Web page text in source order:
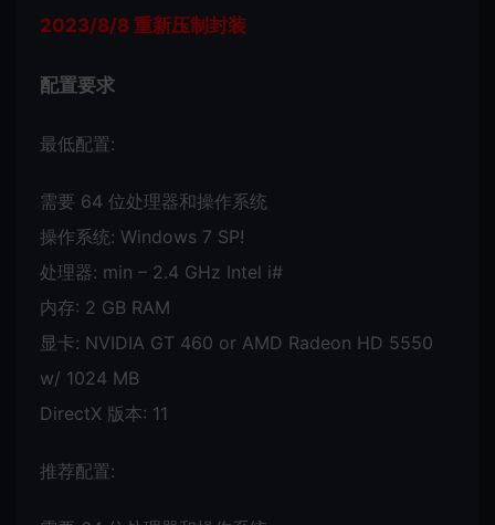
2023/8/8 重新压制封装
配置要求
最低配置:
需要 64 位处理器和操作系统
操作系统: Windows 7 SP!
处理器: min – 2.4 GHz Intel i#
内存: 2 GB RAM
显卡: NVIDIA GT 460 or AMD Radeon HD 5550
w/ 1024 MB
DirectX 版本: 11
推荐配置: